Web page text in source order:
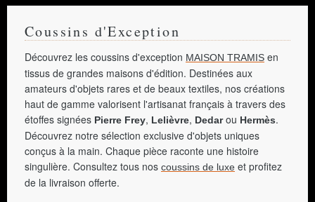
Coussins d'Exception
Découvrez les coussins d'exception MAISON TRAMIS en
tissus de grandes maisons d'édition. Destinées aux
amateurs d'objets rares et de beaux textiles, nos créations
haut de gamme valorisent l'artisanat français à travers des
étoffes signées Pierre Frey, Lelièvre, Dedarou Hermès.
Découvrez notre sélection exclusive d'objets uniques
conçus à la main. Chaque pièce raconte une histoire
singulière. Consultez tous nos coussins de luxe et profitez
de la livraison offerte.